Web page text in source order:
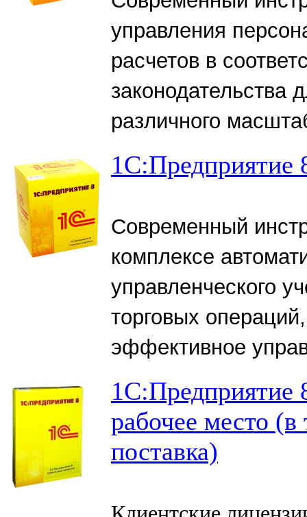
управления
расчетов в
законодательства
различного
1С:Предприятие
Современный
комплексе
управленческого
торговых
эффективное
1С:Предприятие
рабочее место (в
поставка)